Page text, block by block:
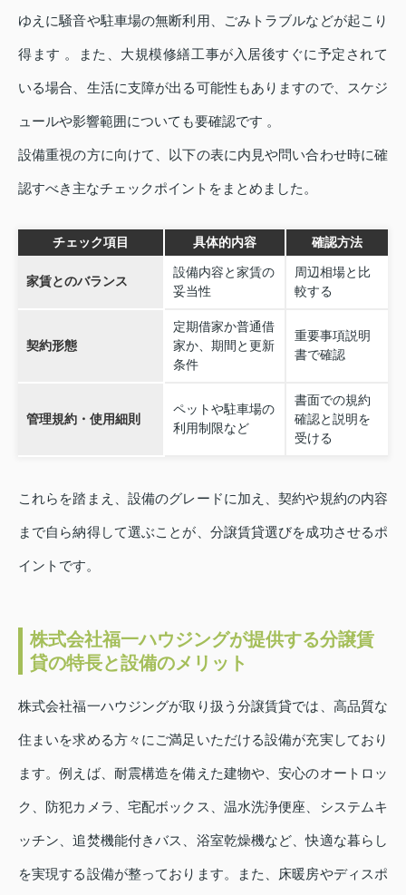
ゆえに騒音や駐車場の無断利用、ごみトラブルなどが起こり
得ます 。また、大規模修繕工事が入居後すぐに予定されて
いる場合、生活に支障が出る可能性もありますので、スケジ
ュールや影響範囲についても要確認です 。
設備重視の方に向けて、以下の表に内見や問い合わせ時に確
認すべき主なチェックポイントをまとめました。
チェック項目 具体的内容 確認方法
家賃とのバランス
設備内容と家賃の
妥当性
周辺相場と比
較する
契約形態
定期借家か普通借
家か、期間と更新
条件
重要事項説明
書で確認
管理規約・使用細則
ペットや駐車場の
利用制限など
書面での規約
確認と説明を
受ける
これらを踏まえ、設備のグレードに加え、契約や規約の内容
まで自ら納得して選ぶことが、分譲賃貸選びを成功させるポ
イントです。
株式会社福一ハウジングが提供する分譲賃
貸の特長と設備のメリット
株式会社福一ハウジングが取り扱う分譲賃貸では、高品質な
住まいを求める方々にご満足いただける設備が充実しており
ます。例えば、耐震構造を備えた建物や、安心のオートロッ
ク、防犯カメラ、宅配ボックス、温水洗浄便座、システムキ
ッチン、追焚機能付きバス、浴室乾燥機など、快適な暮らし
を実現する設備が整っております。また、床暖房やディスポ